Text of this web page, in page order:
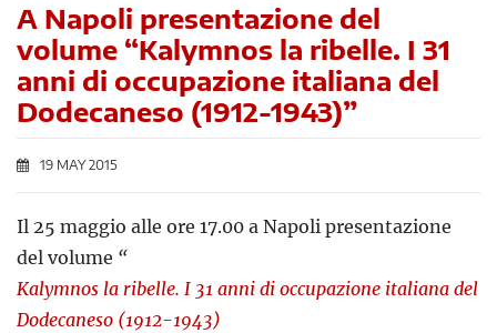
A Napoli presentazione del
volume “Kalymnos la ribelle. I 31
anni di occupazione italiana del
Dodecaneso (1912-1943)”
19 MAY 2015
Il 25 maggio alle ore 17.00 a Napoli presentazione
del volume “
Kalymnos la ribelle. I 31 anni di occupazione italiana del
Dodecaneso (1912-1943)